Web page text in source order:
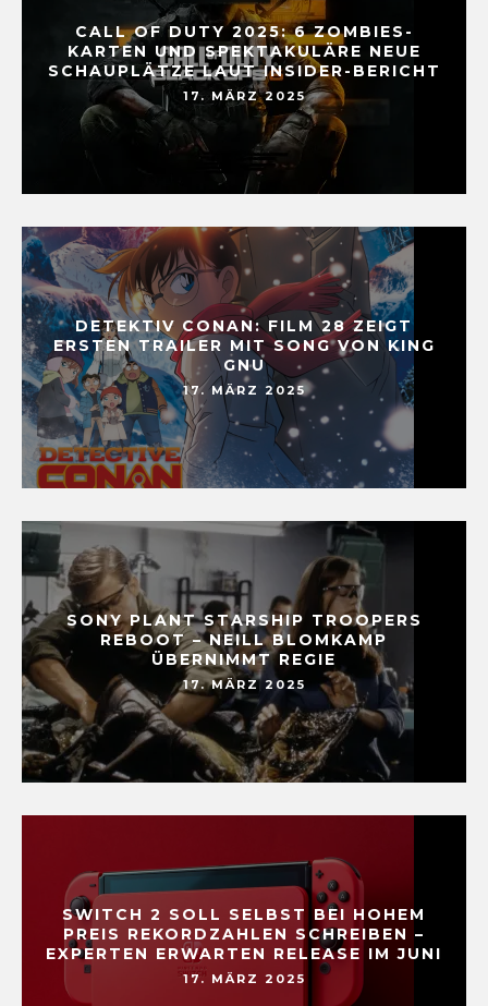
CALL OF DUTY 2025: 6 ZOMBIES-
KARTEN UND SPEKTAKULÄRE NEUE
SCHAUPLÄTZE LAUT INSIDER-BERICHT
17. MÄRZ 2025
DETEKTIV CONAN: FILM 28 ZEIGT
ERSTEN TRAILER MIT SONG VON KING
GNU
17. MÄRZ 2025
SONY PLANT STARSHIP TROOPERS
REBOOT – NEILL BLOMKAMP
ÜBERNIMMT REGIE
17. MÄRZ 2025
SWITCH 2 SOLL SELBST BEI HOHEM
PREIS REKORDZAHLEN SCHREIBEN –
EXPERTEN ERWARTEN RELEASE IM JUNI
17. MÄRZ 2025